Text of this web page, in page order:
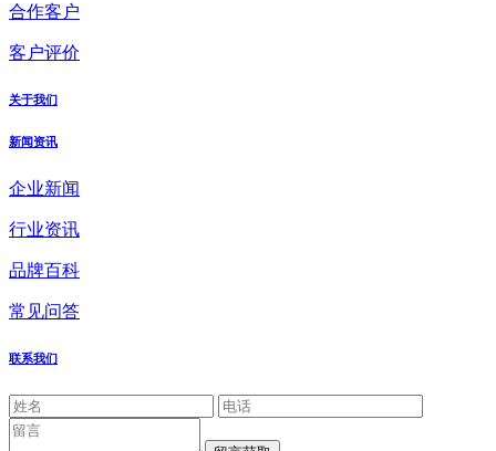
合作客户
客户评价
关于我们
新闻资讯
企业新闻
行业资讯
品牌百科
常见问答
联系我们